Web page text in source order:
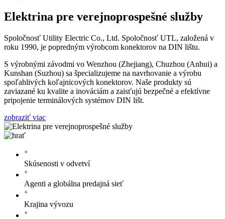
Elektrina pre verejnoprospešné služby
Spoločnosť Utility Electric Co., Ltd. Spoločnosť UTL, založená v
roku 1990, je popredným výrobcom konektorov na DIN lištu.
S výrobnými závodmi vo Wenzhou (Zhejiang), Chuzhou (Anhui) a
Kunshan (Suzhou) sa špecializujeme na navrhovanie a výrobu
spoľahlivých koľajnicových konektorov. Naše produkty sú
zaviazané ku kvalite a inováciám a zaisťujú bezpečné a efektívne
pripojenie terminálových systémov DIN lišt.
zobraziť viac
+
Skúsenosti v odvetví
+
Agenti a globálna predajná sieť
+
Krajina vývozu
+